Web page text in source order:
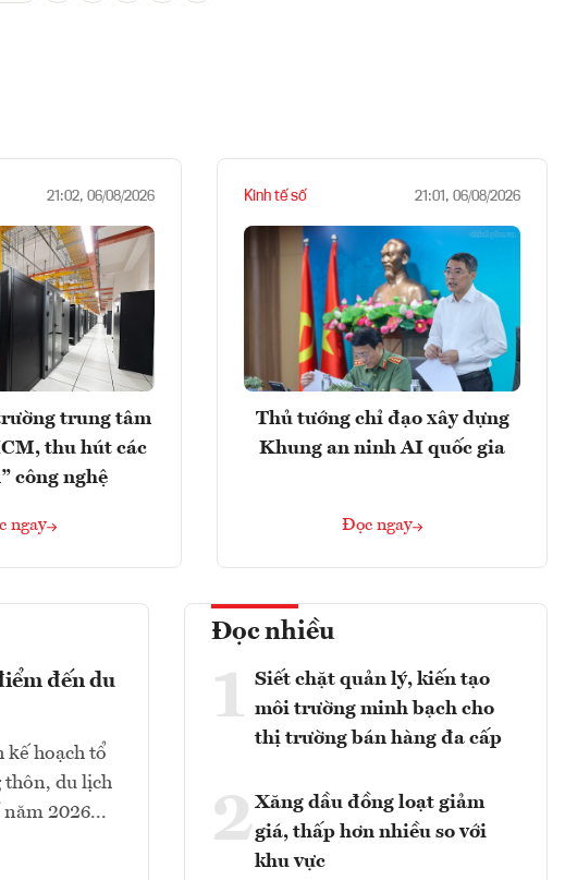
21:02, 06/08/2026
trung tâm
thu hút các
công nghệ
ngay
Kinh tế số 21:01, 06/08/2026
Thủ tướng chỉ đạo xây dựng
Khung an ninh AI quốc gia
Đọc ngay
đến du
kế hoạch tổ
thôn, du lịch
2026...
Đọc nhiều
1 Siết chặt quản lý, kiến tạo
môi trường minh bạch cho
thị trường bán hàng đa cấp
2Xăng dầu đồng loạt giảm
giá, thấp hơn nhiều so với
khu vực